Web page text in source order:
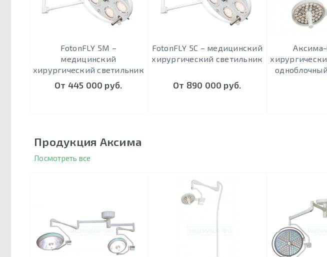
FotonFLY 5М –
медицинский
хирургический светильник
От 445 000 руб.
FotonFLY 5С – медицинский
хирургический светильник
От 890 000 руб.
Продукция Аксима
Посмотреть все